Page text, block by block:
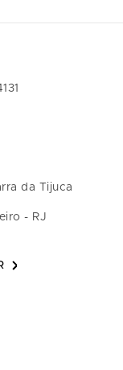
da Tijuca
- RJ